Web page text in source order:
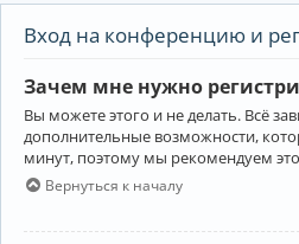
Вход на конференцию и
Зачем мне нужно
Вы можете этого и не делать. Всё
дополнительные возможности,
минут, поэтому мы рекомендуем это
Вернуться к началу